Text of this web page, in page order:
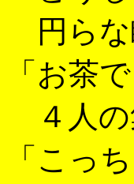
円らな
「お茶
４人の
「こっ